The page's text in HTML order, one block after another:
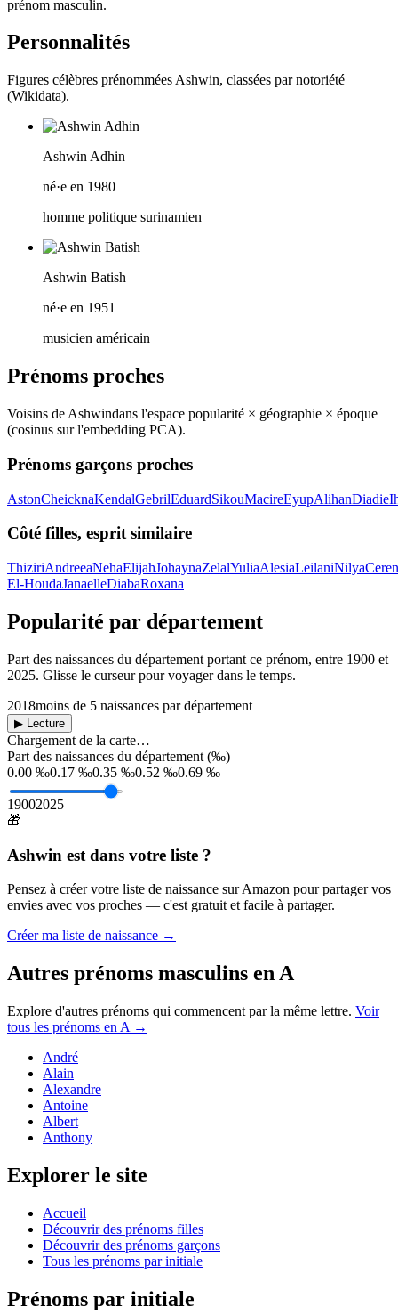
prénom masculin.
Personnalités
Figures célèbres prénommées Ashwin, classées par notoriété
(Wikidata).
Ashwin Adhin
né·e en 1980
homme politique surinamien
Ashwin Batish
né·e en 1951
musicien américain
Prénoms proches
Voisins de Ashwindans l'espace popularité × géographie × époque
(cosinus sur l'embedding PCA).
Prénoms garçons proches
AstonCheicknaKendalGebrilEduardSikouMacireEyupAlihanDiadie
Côté filles, esprit similaire
ThiziriAndreeaNehaElijahJohaynaZelalYuliaAlesiaLeilaniNilyaCeren
El-HoudaJanaelleDiabaRoxana
Popularité par département
Part des naissances du département portant ce prénom, entre 1900 et
2025. Glisse le curseur pour voyager dans le temps.
2018moins de 5 naissances par département
▶ Lecture
Chargement de la carte…
Part des naissances du département (‰)
0.00 ‰0.17 ‰0.35 ‰0.52 ‰0.69 ‰
19002025
🎁
Ashwin est dans votre liste ?
Pensez à créer votre liste de naissance sur Amazon pour partager vos
envies avec vos proches — c'est gratuit et facile à partager.
Créer ma liste de naissance →
Autres prénoms masculins en A
Explore d'autres prénoms qui commencent par la même lettre. Voir
tous les prénoms en A →
André
Alain
Alexandre
Antoine
Albert
Anthony
Explorer le site
Accueil
Découvrir des prénoms filles
Découvrir des prénoms garçons
Tous les prénoms par initiale
Prénoms par initiale